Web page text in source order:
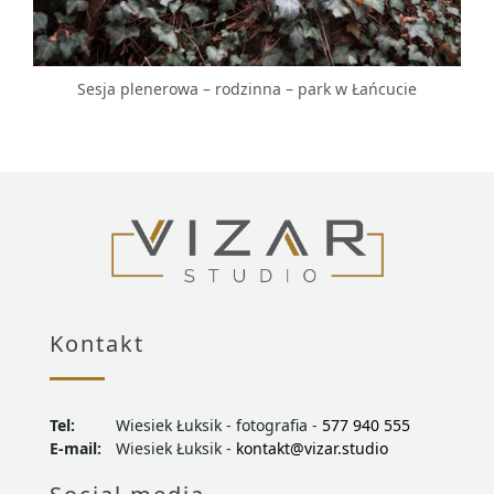
Sesja plenerowa – rodzinna – park w Łańcucie
Kontakt
Tel: Wiesiek Łuksik - fotografia - 577 940 555
E-mail:
Wiesiek Łuksik - kontakt@vizar.studio